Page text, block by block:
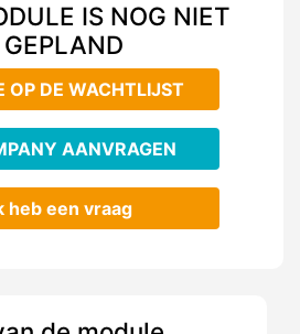
IS NOG NIET
GEPLAND
OP DE WACHTLIJST
AANVRAGEN
heb een vraag